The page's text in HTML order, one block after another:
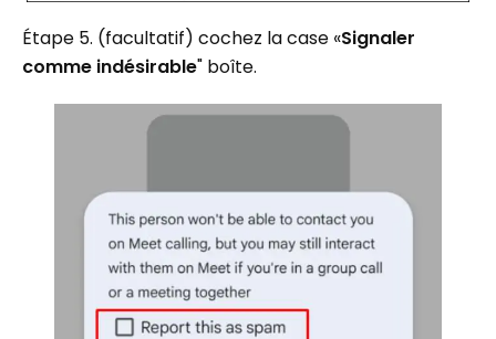
Étape 5. (facultatif) cochez la case «Signaler
comme indésirable" boîte.